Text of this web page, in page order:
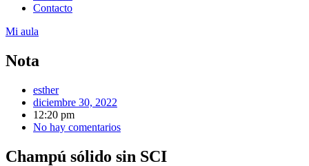
Contacto
Mi aula
Nota
esther
diciembre 30, 2022
12:20 pm
No hay comentarios
Champú sólido sin SCI